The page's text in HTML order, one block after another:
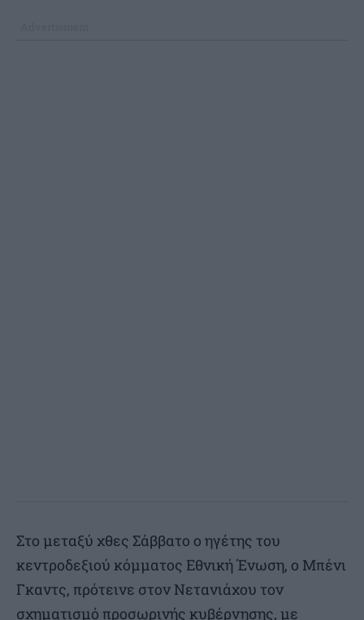
Στο μεταξύ χθες Σάββατο ο ηγέτης του
κεντροδεξιού κόμματος Εθνική Ένωση, ο Μπένι
Γκαντς, πρότεινε στον Νετανιάχου τον
σχηματισμό προσωρινής κυβέρνησης, με